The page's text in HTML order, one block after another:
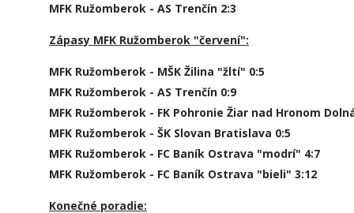
MFK Ružomberok - AS Trenčín 2:3
Zápasy MFK Ružomberok "červení":
MFK Ružomberok - MŠK Žilina "žltí" 0:5
MFK Ružomberok - AS Trenčín 0:9
MFK Ružomberok - FK Pohronie Žiar nad Hronom
MFK Ružomberok - ŠK Slovan Bratislava 0:5
MFK Ružomberok - FC Baník Ostrava "modrí" 4:7
MFK Ružomberok - FC Baník Ostrava "bieli" 3:12
Konečné poradie: